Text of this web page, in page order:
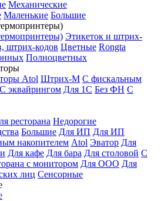
Механические
Маленькие Большие
Этикеток и штрих-
штрих-кодов Цветные Rongta
Полноцветных
Atol Штрих-М С фискальным
С эквайрингом Для 1С Без ФН С
ресторана Недорогие
Большие Для ИП Для ИП
накопителем Atol Эватор Для
Для кафе Для бара Для столовой С
с монитором Для ООО Для
лиц Сенсорные